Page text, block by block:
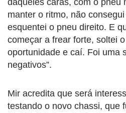
daqueles caras, com o pneu
manter o ritmo, não
esquentei o pneu direito. E
começar a frear forte, soltei
oportunidade e caí. Foi uma
negativos”.
Mir acredita que será
testando o novo chassi, que